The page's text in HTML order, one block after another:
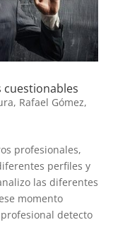
cuestionables
, Rafael Gómez,
profesionales,
perfiles y
las diferentes
momento
detecto